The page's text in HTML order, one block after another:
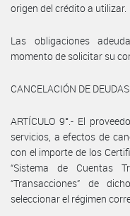
origen del crédito a utilizar.
Las obligaciones
momento de solicitar su
CANCELACIÓN DE
ARTÍCULO 9°.- El
servicios, a efectos de
con el importe de los
“Sistema de Cuentas
“Transacciones” de
seleccionar el régimen